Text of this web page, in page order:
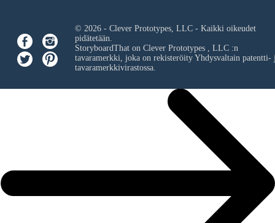
© 2026 - Clever Prototypes, LLC - Kaikki oikeudet
pidätetään.
StoryboardThat on Clever Prototypes , LLC:n
tavaramerkki, joka on rekisteröity Yhdysvaltain patentti-
tavaramerkkivirastossa.